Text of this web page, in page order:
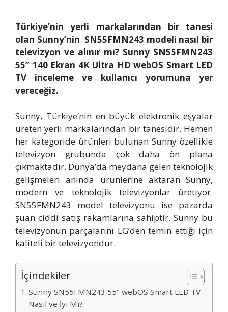
Türkiye’nin yerli markalarından bir tanesi
olan Sunny’nin SN55FMN243 modeli nasıl bir
televizyon ve alınır mı? Sunny SN55FMN243
55’’ 140 Ekran 4K Ultra HD webOS Smart LED
TV inceleme ve kullanıcı yorumuna yer
vereceğiz.
Sunny, Türkiye’nin en büyük elektronik eşyalar
üreten yerli markalarından bir tanesidir. Hemen
her kategoride ürünleri bulunan Sunny özellikle
televizyon grubunda çok daha ön plana
çıkmaktadır. Dünya’da meydana gelen teknolojik
gelişmeleri anında ürünlerine aktaran Sunny,
modern ve teknolojik televizyonlar üretiyor.
SN55FMN243 model televizyonu ise pazarda
şuan ciddi satış rakamlarına sahiptir. Sunny bu
televizyonun parçalarını LG’den temin ettiği için
kaliteli bir televizyondur.
İçindekiler
Sunny SN55FMN243 55’’ webOS Smart LED TV
Nasıl ve İyi Mi?